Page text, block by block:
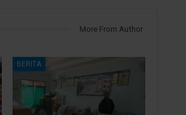
More From Author
BERITA